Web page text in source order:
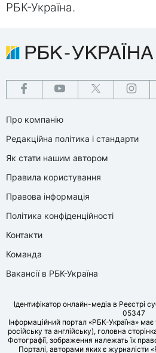
РБК-Україна.
Про компанію
Редакційна політика і стандарти
Як стати нашим автором
Правила користування
Правова інформація
Політика конфіденційності
Контакти
Команда
Вакансії в РБК-Україна
Ідентифікатор онлайн-медіа в Реєстрі
05347
Інформаційний портал «РБК-Україна»
російську та англійську), головна
Фотографії, зображення належать їх
Порталі, авторами яких є журналісти